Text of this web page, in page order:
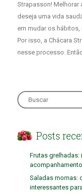
Strapasson! Melhorar
deseja uma vida
em mudar os
Por isso, a Chácara
nesse processo.
Search
for:
Posts
Frutas
Saladas mornas:
interessantes